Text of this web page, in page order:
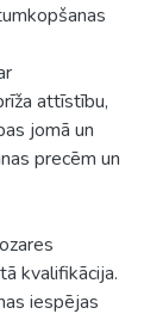
attīstību,
jomā un
precēm un
kvalifikācija.
iespējas